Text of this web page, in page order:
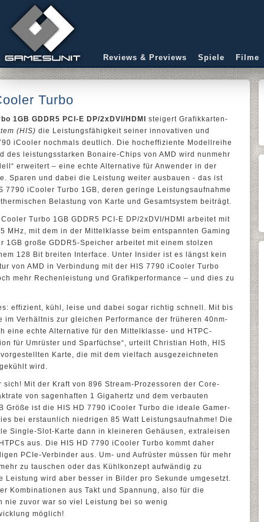
Reviews & Previews Spiele Filme
Turbo
1GB GDDR5 PCI-E DP/2xDVI/HDMI
steigert Grafikkarten-
(HIS) die Leistungsfähigkeit seiner innovativen und
iCooler nochmals deutlich. Die hocheffiziente Modellreihe
des leistungsstarken Bonaire-Chips von AMD wird nunmehr
erweitert – eine echte Alternative für Anwender in der
Sparen und dabei die Leistung weiter ausbauen - das ist
7790 iCooler Turbo 1GB, deren geringe Leistungsaufnahme
Belastung von Karte und Gesamtsystem beiträgt.
Turbo 1GB GDDR5 PCI-E DP/2xDVI/HDMI arbeitet mit
MHz, mit dem in der Mittelklasse beim entspannten Gaming
1GB große GDDR5-Speicher arbeitet mit einem stolzen
128 Bit breiten Interface. Unter Insider ist es längst kein
von AMD in Verbindung mit der HIS 7790 iCooler Turbo
mehr Rechenleistung und Grafikperformance – und dies zu
effizient, kühl, leise und dabei sogar richtig schnell. Mit bis
im Verhältnis zur gleichen Performance der früheren 40nm-
eine echte Alternative für den Mittelklasse- und HTPC-
für Umrüster und Sparfüchse“, urteilt Christian Hoth, HIS
Karte, die mit dem vielfach ausgezeichneten
wird.
Mit der Kraft von 896 Stream-Prozessoren der Core-
von sagenhaften 1 Gigahertz und dem verbauten
Größe ist die HIS HD 7790 iCooler Turbo die ideale Gamer-
bei erstaunlich niedrigen 85 Watt Leistungsaufnahme! Die
Single-Slot-Karte dann in kleineren Gehäusen, extraleisen
aus. Die HIS HD 7790 iCooler Turbo kommt daher
PCIe-Verbinder aus. Um- und Aufrüster müssen für mehr
zu tauschen oder das Kühlkonzept aufwändig zu
Leistung wird aber besser in Bilder pro Sekunde umgesetzt.
Kombinationen aus Takt und Spannung, also für die
nie zuvor war so viel Leistung bei so wenig
möglich!